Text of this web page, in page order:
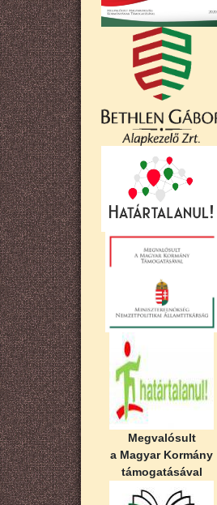
Megvalósult
a Magyar Kormány
támogatásával